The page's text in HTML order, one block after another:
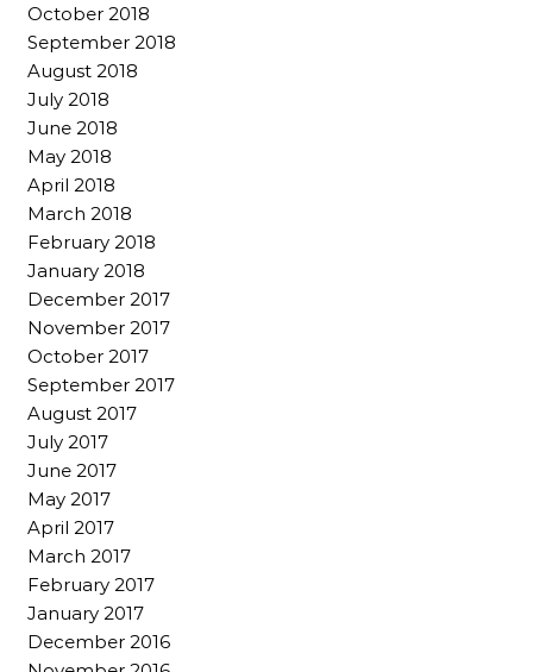
October 2018
September 2018
August 2018
July 2018
June 2018
May 2018
April 2018
March 2018
February 2018
January 2018
December 2017
November 2017
October 2017
September 2017
August 2017
July 2017
June 2017
May 2017
April 2017
March 2017
February 2017
January 2017
December 2016